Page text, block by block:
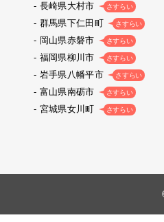
長崎県大村市 さすらい
群馬県下仁田町 さすらい
岡山県赤磐市 さすらい
福岡県柳川市 さすらい
岩手県八幡平市 さすらい
富山県南砺市 さすらい
宮城県女川町 さすらい